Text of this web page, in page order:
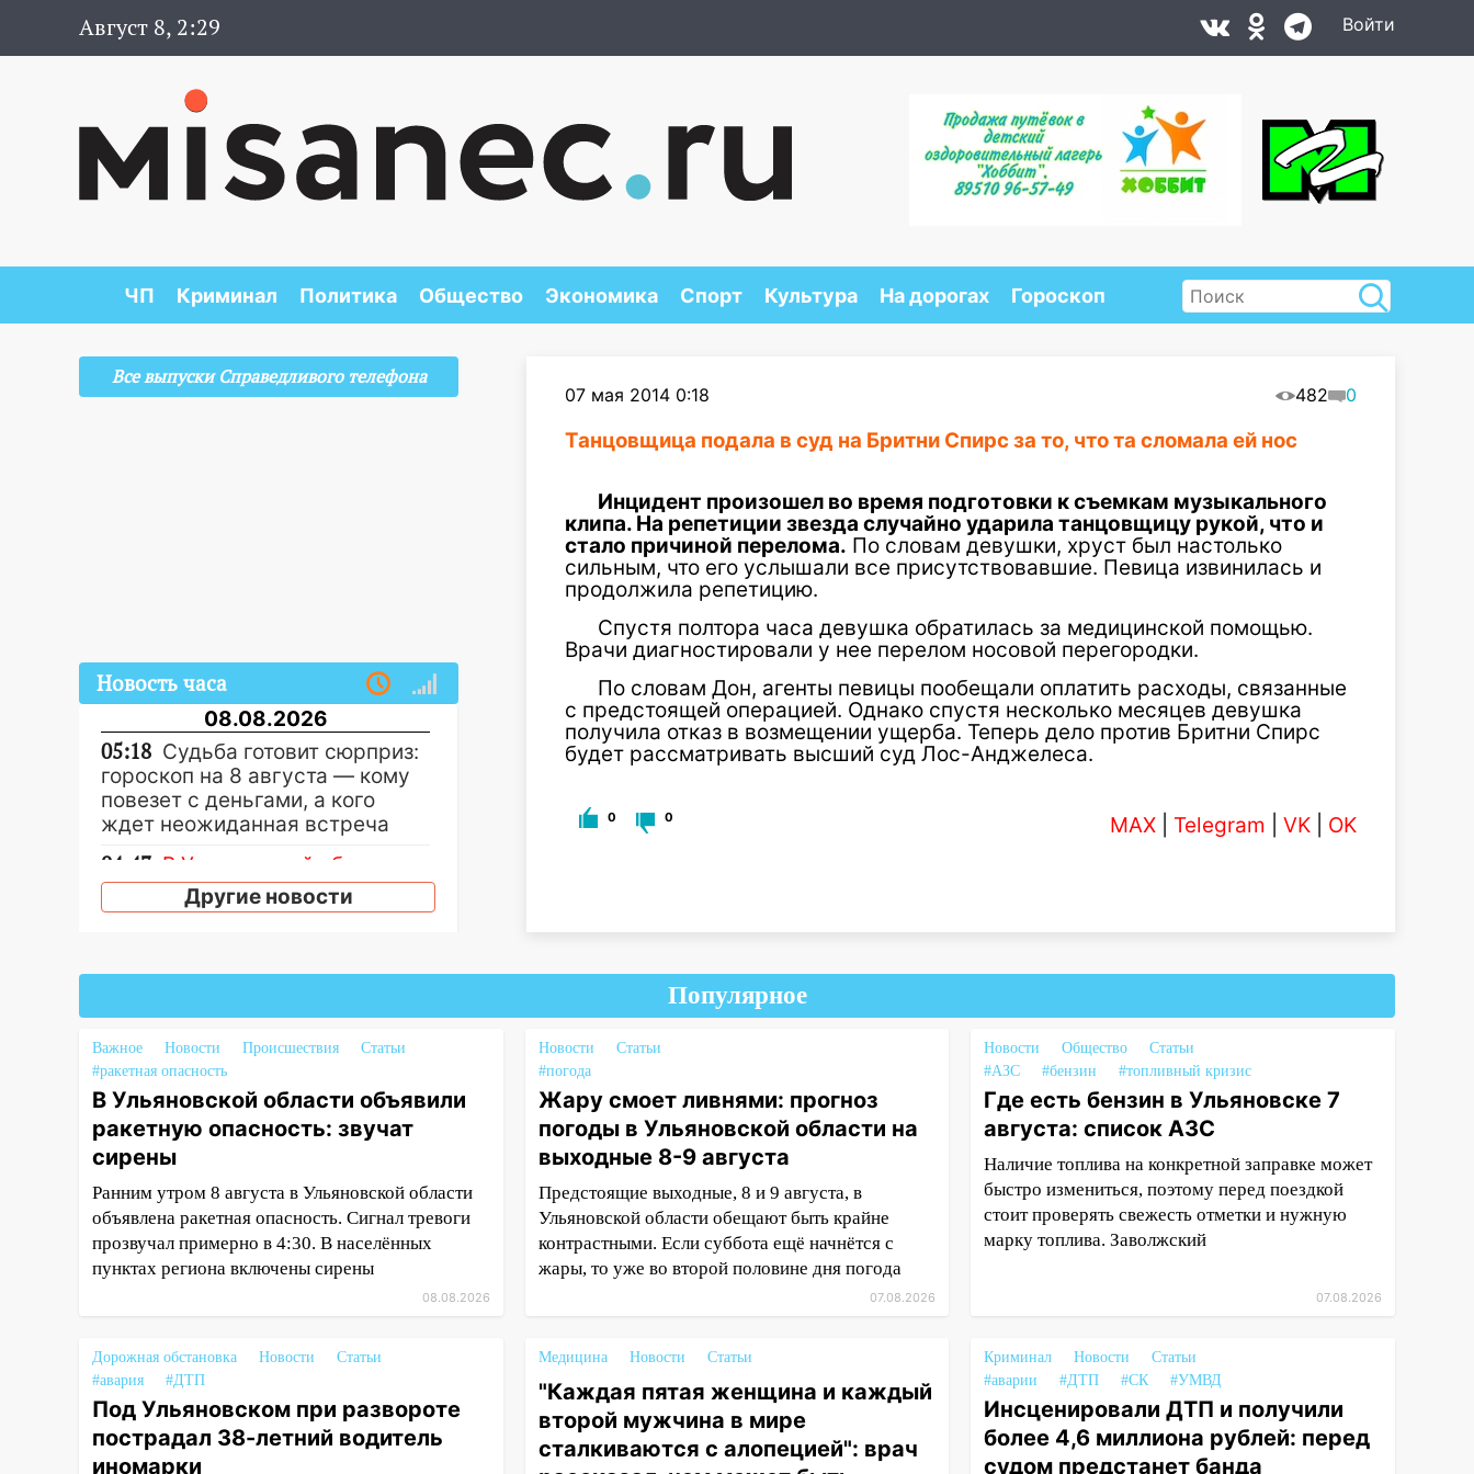
Август 8, 2:29 Войти
ЧП Криминал Политика Общество Экономика Спорт Культура На дорогах Гороскоп
07 мая 2014 0:18 482 0
Танцовщица подала в суд на Бритни Спирс за то, что та сломала ей нос
Инцидент произошел во время подготовки к съемкам музыкального
клипа. На репетиции звезда случайно ударила танцовщицу рукой, что и
стало причиной перелома. По словам девушки, хруст был настолько
сильным, что его услышали все присутствовавшие. Певица извинилась и
продолжила репетицию.
Спустя полтора часа девушка обратилась за медицинской помощью.
Врачи диагностировали у нее перелом носовой перегородки.
По словам Дон, агенты певицы пообещали оплатить расходы, связанные
с предстоящей операцией. Однако спустя несколько месяцев девушка
получила отказ в возмещении ущерба. Теперь дело против Бритни Спирс
будет рассматривать высший суд Лос-Анджелеса.
0 0 MAX Telegram VK OK
Все выпуски Справедливого телефона
Новость часа
08.08.2026
05:18 Судьба готовит сюрприз:
гороскоп на 8 августа — кому
повезет с деньгами, а кого
ждет неожиданная встреча
04:47 В Ульяновской области
объявили ракетную опасность:
звучат сирены
20:40 Ульяновские аграрии
19:34 В следственном
управлении состоялось
торжественное мероприятие,
приуроченное к празднованию
Дня сотрудника органов
следствия Российской
Федерации
19:30 Ульяновцев приглашают
поддержать «Симбирскую
18:11 Ульяновская область
стала пилотным регионом
проекта «Культурное
долголетие»
Другие новости
Популярное
Важное Новости Происшествия
Статьи
#ракетная опасность
В Ульяновской области объявили
ракетную опасность: звучат
сирены
Ранним утром 8 августа в Ульяновской области
объявлена ракетная опасность. Сигнал тревоги
прозвучал примерно в 4:30. В населённых
пунктах региона включены сирены
08.08.2026
Новости
Статьи
#погода
Жару смоет ливнями: прогноз
погоды в Ульяновской области на
выходные 8-9 августа
Предстоящие выходные, 8 и 9 августа, в
Ульяновской области обещают быть крайне
контрастными. Если суббота ещё начнётся с
жары, то уже во второй половине дня погода
07.08.2026
Новости Общество
Статьи
#АЗС
#бензин #топливный кризис
Где есть бензин в Ульяновске 7
августа: список АЗС
Наличие топлива на конкретной заправке может
быстро измениться, поэтому перед поездкой
стоит проверять свежесть отметки и нужную
марку топлива. Заволжский
07.08.2026
Дорожная обстановка Новости
Статьи
#авария
#ДТП
Под Ульяновском при развороте
пострадал 38-летний водитель
иномарки
Медицина Новости Статьи
"Каждая пятая женщина и каждый
второй мужчина в мире
сталкиваются с алопецией": врач
Криминал Новости
Статьи
#аварии
#ДТП #СК #УМВД
Инсценировали ДТП и получили
более 4,6 миллиона рублей: перед
судом предстанет банда